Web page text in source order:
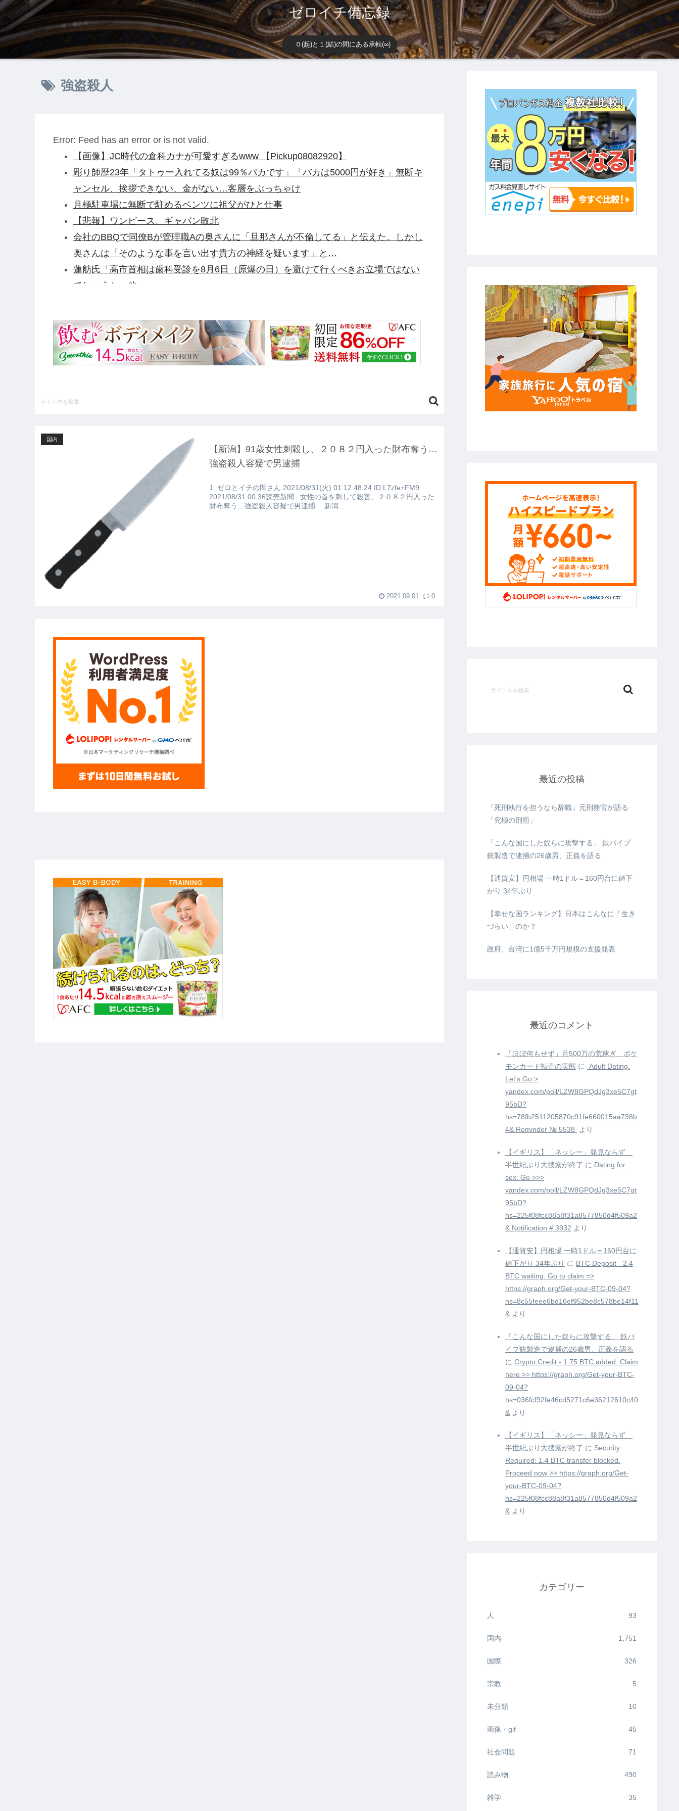
ゼロイチ備忘録
０(起)と１(結)の間にある承転(∞)
強盗殺人
Error: Feed has an error or is not valid.
【画像】JC時代の倉科カナが可愛すぎるwww 【Pickup08082920】
彫り師歴23年「タトゥー入れてる奴は99％バカです」「バカは5000円が好き」無断キ
ャンセル、挨拶できない、金がない…客層をぶっちゃけ
月極駐車場に無断で駐めるベンツに祖父がひと仕事
【悲報】ワンピース、ギャバン敗北
会社のBBQで同僚Bが管理職Aの奥さんに「旦那さんが不倫してる」と伝えた。しかし
奥さんは「そのような事を言い出す貴方の神経を疑います」と…
蓮舫氏「高市首相は歯科受診を8月6日（原爆の日）を避けて行くべきお立場ではない
でしょうか」他
島と長崎に落ちたのは○○だったってことか？」他
【新展開】「マニュアルでは再入館させない」イオン側が強調していた事故、従業員
の証言で前提が崩れ始める他
【悲報】中日井上「ミスではない。野球は常にギャンブル」他
ハードオフに売っていた4万4000円のフィギュアがヤバすぎるｗｗｗｗｗｗ「こんな高
【衝撃】報酬100万円超の治験募集がこちらｗｗｗｗｗ(※画像あり)
【愕然】白のクラウン俺氏、高速道路左車線を制限速度で走った結果
wwwwwwwwwwww
【悲報】佐藤輝明・・・２軍でも盛大にやらかす←あまり悲しませないでくれ
国内
【新潟】91歳女性刺殺し、２０８２円入った財布奪う…
強盗殺人容疑で男逮捕
1: ゼロとイチの間さん 2021/08/31(火) 01:12:48.24 ID:L7zfe+FM9
2021/08/31 00:36読売新聞 女性の首を刺して殺害、２０８２円入った
財布奪う…強盗殺人容疑で男逮捕 新潟...
2021.09.01 0
最近の投稿
「死刑執行を担うなら辞職」元刑務官が語る
「究極の刑罰」
「こんな国にした奴らに攻撃する」 鉄パイプ
銃製造で逮捕の26歳男、正義を語る
【通貨安】円相場 一時1ドル＝160円台に値下
がり 34年ぶり
【幸せな国ランキング】日本はこんなに「生き
づらい」のか？
政府、台湾に1億5千万円規模の支援発表
最近のコメント
「ほぼ何もせず」月500万の荒稼ぎ、ポケ
モンカード転売の実態 に
️ Adult Dating.
Let's Go >
yandex.com/poll/LZW8GPQdJg3xe5C7gt
95bD?
hs=78fb2511205870c91fe660015aa798b
4& Reminder № 5538 ️
より
【イギリス】「ネッシー」発見ならず
半世紀ぶり大捜索が終了 に Dating for
sex. Go >>>
yandex.com/poll/LZW8GPQdJg3xe5C7gt
95bD?
hs=225f08fcc88a8f31a8577850d4f509a2
& Notification # 3932 より
【通貨安】円相場 一時1ドル＝160円台に
値下がり 34年ぶり に BTC Deposit - 2.4
BTC waiting. Go to claim =>
https://graph.org/Get-your-BTC-09-04?
hs=8c55feee6bd16ef952be8c578be14f11
& より
「こんな国にした奴らに攻撃する」 鉄パ
イプ銃製造で逮捕の26歳男、正義を語る
に Crypto Credit - 1.75 BTC added. Claim
here >> https://graph.org/Get-your-BTC-
09-04?
hs=036fcf92fe46cd5271c6e36212610c40
& より
【イギリス】「ネッシー」発見ならず
半世紀ぶり大捜索が終了 に Security
Required: 1.4 BTC transfer blocked.
Proceed now >> https://graph.org/Get-
your-BTC-09-04?
hs=225f08fcc88a8f31a8577850d4f509a2
& より
カテゴリー
人 93
国内 1,751
国際 326
宗教 5
未分類 10
画像・gif 45
社会問題 71
読み物 490
雑学 35